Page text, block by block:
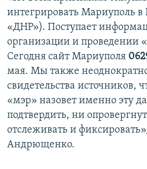
интегрировать Мариуполь в
«ДНР»). Поступает
организации и проведении
Сегодня сайт Мариуполя
мая. Мы также
свидетельства источников,
«мэр» назовет именно эту
подтвердить, ни
отслеживать и
Андрющенко.